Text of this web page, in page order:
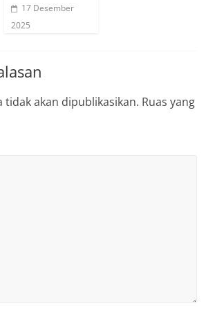
17 Desember
2025
tidak akan dipublikasikan. Ruas yang